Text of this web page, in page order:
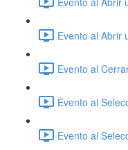
Evento al Abrir
Evento al
Evento al
Evento al